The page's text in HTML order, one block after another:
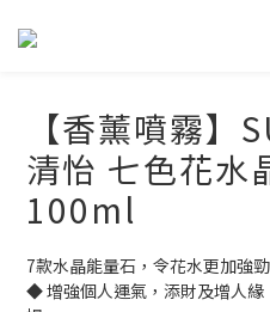
【香薰噴霧
清怡 七色花水
100ml
7款水晶能量石，令花水更加強勁
◆ 增強個人運氣，添財及增人